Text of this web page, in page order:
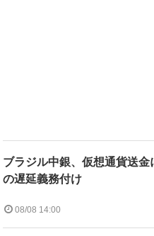
ブラジル中銀、仮想通貨送金
の遅延義務付け
08/08 14:00